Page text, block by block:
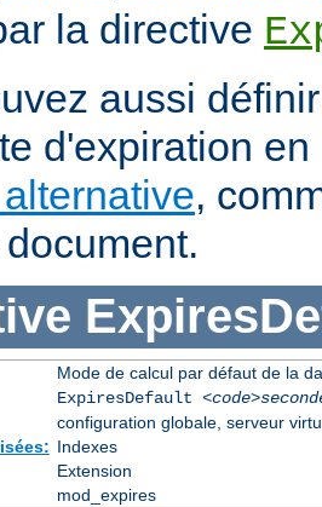
la directive
aussi
d'expiration
,
Mode de calcul par défaut de la
ExpiresDefault
configuration globale, serveur
Indexes
Extension
mod_expires